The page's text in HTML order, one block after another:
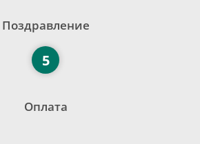
Поздравление
Оплата
5